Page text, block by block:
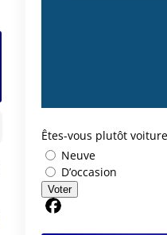
Êtes-vous plutôt
Neuve
D’occasion
Voter